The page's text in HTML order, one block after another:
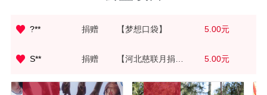
?** 捐赠 【梦想口袋】 5.00元
S** 捐赠 5.00元
闪** 捐赠 【代理爸妈助养计划】 5.00元